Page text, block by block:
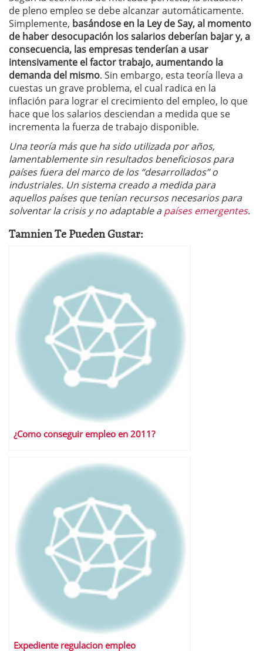
de pleno empleo se debe alcanzar automáticamente.
Simplemente, basándose en la Ley de Say, al momento
de haber desocupación los salarios deberían bajar y, a
consecuencia, las empresas tenderían a usar
intensivamente el factor trabajo, aumentando la
demanda del mismo. Sin embargo, esta teoría lleva a
cuestas un grave problema, el cual radica en la
inflación para lograr el crecimiento del empleo, lo que
hace que los salarios desciendan a medida que se
incrementa la fuerza de trabajo disponible.
Una teoría más que ha sido utilizada por años,
lamentablemente sin resultados beneficiosos para
países fuera del marco de los “desarrollados” o
industriales. Un sistema creado a medida para
aquellos países que tenían recursos necesarios para
solventar la crisis y no adaptable apaíses emergentes.
Tamnien Te Pueden Gustar:
¿Como conseguir empleo en 2011?
Expediente regulacion empleo